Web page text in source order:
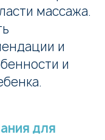
массажа.
и
и
для